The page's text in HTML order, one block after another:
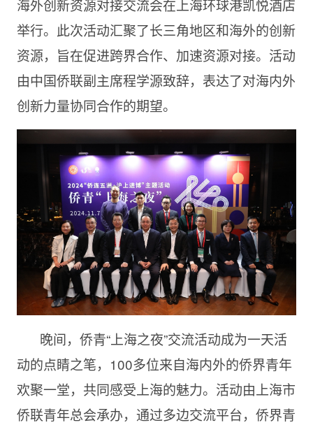
海外创新资源对接交流会在上海环球港凯悦酒店
举行。此次活动汇聚了长三角地区和海外的创新
资源，旨在促进跨界合作、加速资源对接。活动
由中国侨联副主席程学源致辞，表达了对海内外
创新力量协同合作的期望。
晚间，侨青“上海之夜”交流活动成为一天活
动的点睛之笔，100多位来自海内外的侨界青年
欢聚一堂，共同感受上海的魅力。活动由上海市
侨联青年总会承办，通过多边交流平台，侨界青